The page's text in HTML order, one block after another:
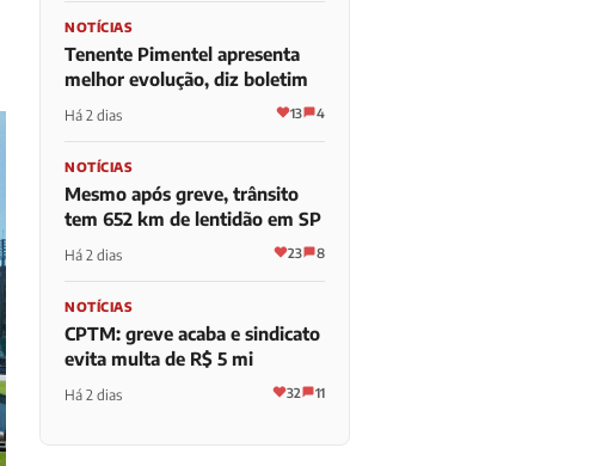
NOTÍCIAS
Tenente Pimentel apresenta
melhor evolução, diz boletim
Há 2 dias 13 4
NOTÍCIAS
Mesmo após greve, trânsito
tem 652 km de lentidão em SP
Há 2 dias 23 8
NOTÍCIAS
CPTM: greve acaba e sindicato
evita multa de R$ 5 mi
Há 2 dias 32 11